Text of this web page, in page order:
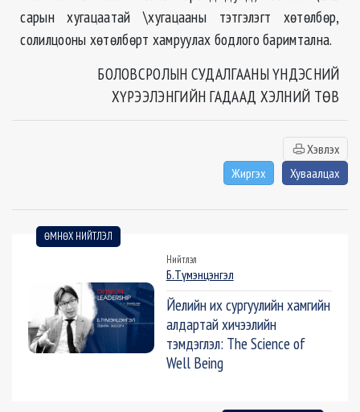
сарын хугацаатай \хугацааны тэтгэлэгт хөтөлбөр,
солилцооны хөтөлбөрт хамруулах бодлого баримтална.
БОЛОВСРОЛЫН СУДАЛГААНЫ ҮНДЭСНИЙ
ХҮРЭЭЛЭНГИЙН ГАДААД ХЭЛНИЙ ТӨВ
Хэвлэх
Жиргэх
Хуваалцах
ӨМНӨХ НИЙТЛЭЛ
Нийтлэл
Б.Түмэнцэнгэл
Йелийн их сургуулийн хамгийн
алдартай хичээлийн
тэмдэглэл: The Science of
Well Being